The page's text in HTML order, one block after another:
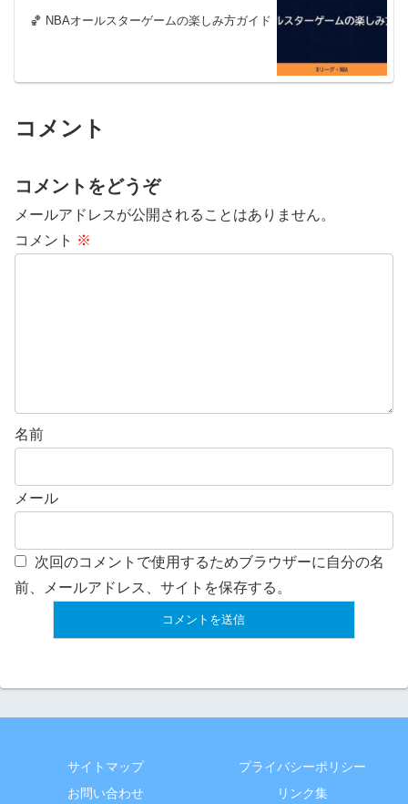
🏀 NBAオールスターゲームの楽しみ方ガイド
コメント
コメントをどうぞ
メールアドレスが公開されることはありません。
コメント ※
名前
メール
次回のコメントで使用するためブラウザーに自分の名
前、メールアドレス、サイトを保存する。
サイトマップ
プライバシーポリシー
お問い合わせ
リンク集